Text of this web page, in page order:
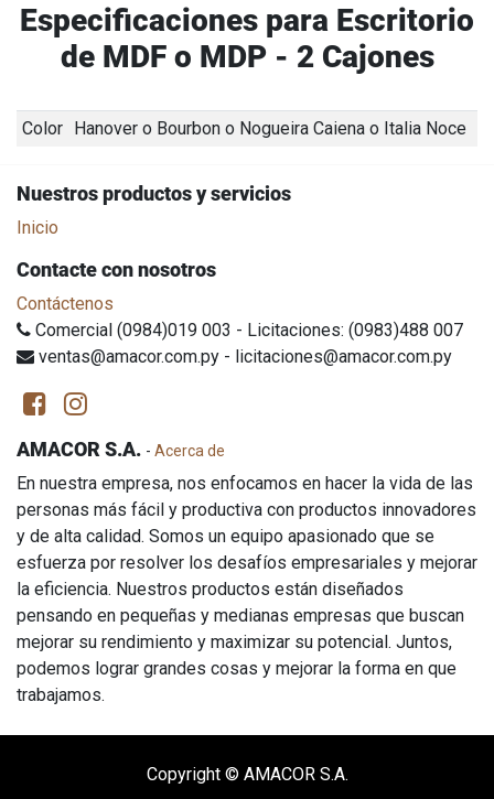
Especificaciones para Escritorio
de MDF o MDP - 2 Cajones
Color Hanovero Bourbono Nogueira Caienao Italia Noce
Nuestros productos y servicios
Inicio
Contacte con nosotros
Contáctenos
Comercial (0984)019 003 - Licitaciones: (0983)488 007
ventas@amacor.com.py - licitaciones@amacor.com.py
AMACOR S.A. - Acerca de
En nuestra empresa, nos enfocamos en hacer la vida de las
personas más fácil y productiva con productos innovadores
y de alta calidad. Somos un equipo apasionado que se
esfuerza por resolver los desafíos empresariales y mejorar
la eficiencia. Nuestros productos están diseñados
pensando en pequeñas y medianas empresas que buscan
mejorar su rendimiento y maximizar su potencial. Juntos,
podemos lograr grandes cosas y mejorar la forma en que
trabajamos.
Copyright © AMACOR S.A.